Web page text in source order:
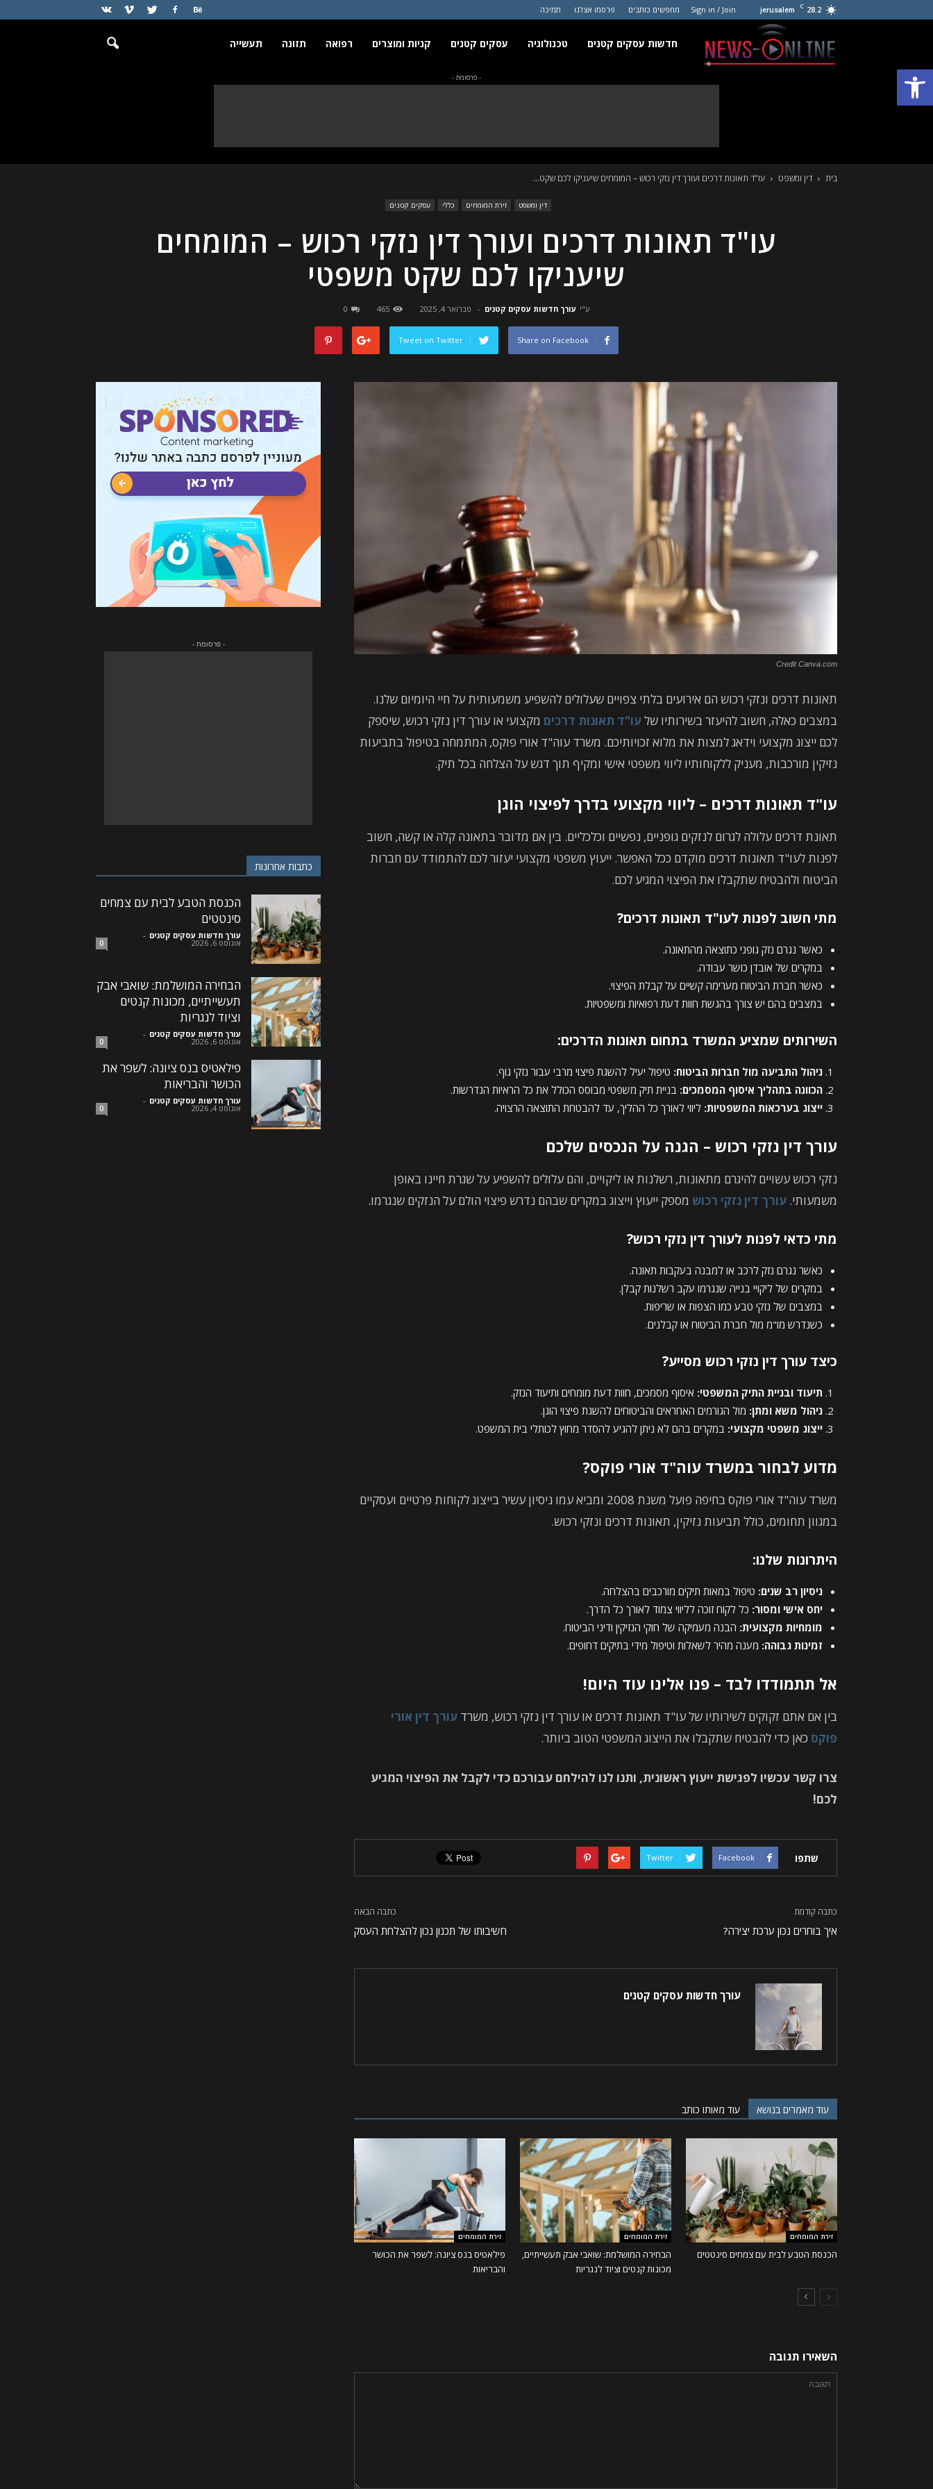
פתח סרגל נגישות
28.2
C
jerusalem
Sign in / Join מחפשים כותבים פרסמו אצלנו תמיכה
חדשות
חדשות עסקים קטנים טכנולוגיה עסקים קטנים קניות ומוצרים רפואה תזונה תעשייה
- פרסומת -
בית דין ומשפט עו"ד תאונות דרכים ועורך דין נזקי רכוש – המומחים שיעניקו לכם שקט...
דין ומשפט זירת המומחים כללי עסקים קטנים
עו"ד תאונות דרכים ועורך דין נזקי רכוש – המומחים
שיעניקו לכם שקט משפטי
ע"י עורך חדשות עסקים קטנים - פברואר 4, 2025 465
0
Share on Facebook
Tweet on Twitter
Credit Canva.com
תאונות דרכים ונזקי רכוש הם אירועים בלתי צפויים שעלולים להשפיע משמעותית על חיי היומיום שלנו.
במצבים כאלה, חשוב להיעזר בשירותיו שלעו"ד תאונות דרכים מקצועי או עורך דין נזקי רכוש, שיספק
לכם ייצוג מקצועי וידאג למצות את מלוא זכויותיכם. משרד עוה"ד אורי פוקס, המתמחה בטיפול בתביעות
נזיקין מורכבות, מעניק ללקוחותיו ליווי משפטי אישי ומקיף תוך דגש על הצלחה בכל תיק.
עו"ד תאונות דרכים – ליווי מקצועי בדרך לפיצוי הוגן
תאונת דרכים עלולה לגרום לנזקים גופניים, נפשיים וכלכליים. בין אם מדובר בתאונה קלה או קשה, חשוב
לפנות לעו"ד תאונות דרכים מוקדם ככל האפשר. ייעוץ משפטי מקצועי יעזור לכם להתמודד עם חברות
הביטוח ולהבטיח שתקבלו את הפיצוי המגיע לכם.
מתי חשוב לפנות לעו"ד תאונות דרכים?
כאשר נגרם נזק גופני כתוצאה מהתאונה.
במקרים של אובדן כושר עבודה.
כאשר חברת הביטוח מערימה קשיים על קבלת הפיצוי.
במצבים בהם יש צורך בהגשת חוות דעת רפואיות ומשפטיות.
השירותים שמציע המשרד בתחום תאונות הדרכים:
ניהול התביעה מול חברות הביטוח: טיפול יעיל להשגת פיצוי מרבי עבור נזקי גוף.
הכוונה בתהליך איסוף המסמכים: בניית תיק משפטי מבוסס הכולל את כל הראיות הנדרשות.
ייצוג בערכאות המשפטיות: ליווי לאורך כל ההליך, עד להבטחת התוצאה הרצויה.
עורך דין נזקי רכוש – הגנה על הנכסים שלכם
נזקי רכוש עשויים להיגרם מתאונות, רשלנות או ליקויים, והם עלולים להשפיע על שגרת חיינו באופן
משמעותי. עורך דין נזקי רכוש מספק ייעוץ וייצוג במקרים שבהם נדרש פיצוי הולם על הנזקים שנגרמו.
מתי כדאי לפנות לעורך דין נזקי רכוש?
כאשר נגרם נזק לרכב או למבנה בעקבות תאונה.
במקרים של ליקויי בנייה שנגרמו עקב רשלנות קבלן.
במצבים של נזקי טבע כמו הצפות או שריפות.
כשנדרש מו"מ מול חברת הביטוח או קבלנים.
כיצד עורך דין נזקי רכוש מסייע?
תיעוד ובניית התיק המשפטי: איסוף מסמכים, חוות דעת מומחים ותיעוד הנזק.
ניהול משא ומתן: מול הגורמים האחראים והביטוחים להשגת פיצוי הוגן.
ייצוג משפטי מקצועי: במקרים בהם לא ניתן להגיע להסדר מחוץ לכותלי בית המשפט.
מדוע לבחור במשרד עוה"ד אורי פוקס?
משרד עוה"ד אורי פוקס בחיפה פועל משנת 2008 ומביא עמו ניסיון עשיר בייצוג לקוחות פרטיים ועסקיים
במגוון תחומים, כולל תביעות נזיקין, תאונות דרכים ונזקי רכוש.
היתרונות שלנו:
ניסיון רב שנים: טיפול במאות תיקים מורכבים בהצלחה.
יחס אישי ומסור: כל לקוח זוכה לליווי צמוד לאורך כל הדרך.
מומחיות מקצועית: הבנה מעמיקה של חוקי הנזיקין ודיני הביטוח.
זמינות גבוהה: מענה מהיר לשאלות וטיפול מידי בתיקים דחופים.
אל תתמודדו לבד – פנו אלינו עוד היום!
בין אם אתם זקוקים לשירותיו של עו"ד תאונות דרכים או עורך דין נזקי רכוש, משרד עורך דין אורי
פוקס כאן כדי להבטיח שתקבלו את הייצוג המשפטי הטוב ביותר.
צרו קשר עכשיו לפגישת ייעוץ ראשונית, ותנו לנו להילחם עבורכם כדי לקבל את הפיצוי המגיע
לכם!
שתפו Facebook
Twitter
כתבה קודמת
איך בוחרים נכון ערכת יצירה?
כתבה הבאה
חשיבותו של תכנון נכון להצלחת העסק
עורך חדשות עסקים קטנים
עוד מאמרים בנושא עוד מאותו כותב
זירת המומחים
הכנסת הטבע לבית עם צמחים סינטטים
זירת המומחים
הבחירה המושלמת: שואבי אבק תעשייתיים,
מכונות קנטים וציוד לנגריות
זירת המומחים
פילאטיס בנס ציונה: לשפר את הכושר
והבריאות
השאירו תגובה
- פרסומת -
כתבות אחרונות
הכנסת הטבע לבית עם צמחים
סינטטים
עורך חדשות עסקים קטנים -
אוגוסט 6, 2026 0
הבחירה המושלמת: שואבי אבק
תעשייתיים, מכונות קנטים
וציוד לנגריות
עורך חדשות עסקים קטנים -
אוגוסט 6, 2026 0
פילאטיס בנס ציונה: לשפר את
הכושר והבריאות
עורך חדשות עסקים קטנים -
אוגוסט 4, 2026 0